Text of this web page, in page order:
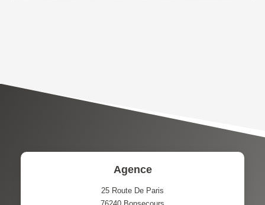
TAUX DE PROPRIÉTAIRES
PART DES MÉNAGES SANS
DISTANCE DE L'AÉROPORT :
Agence
25 Route De Paris
76240 Bonsecours